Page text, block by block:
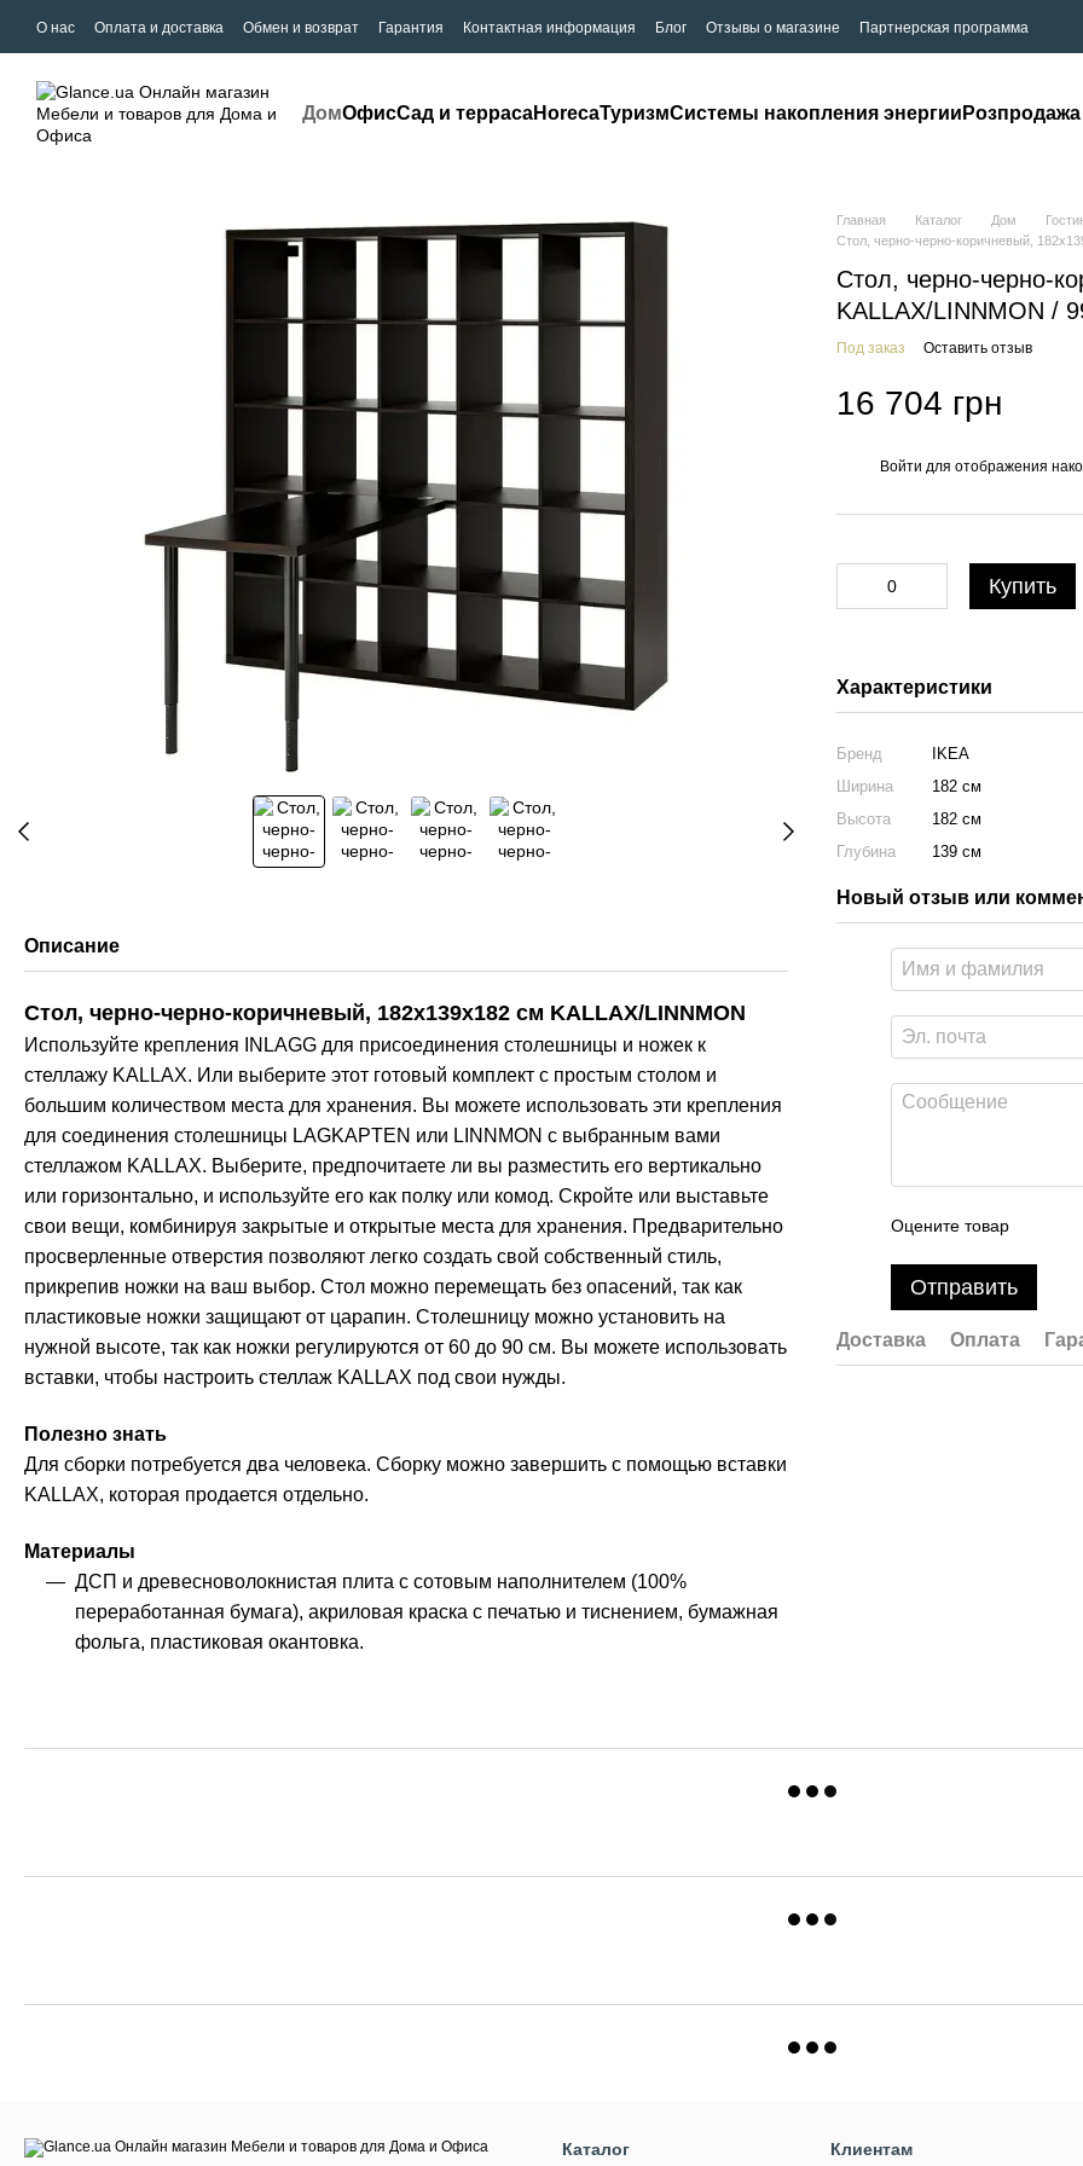
О нас Оплата и доставка Обмен и возврат Гарантия Контактная информация Блог Отзывы о магазине Партнерская программа
ДомОфисСад и террасаHorecaТуризмСистемы накопления энергии Розпродажа
Описание
Стол, черно-черно-коричневый, 182x139x182 см KALLAX/LINNMON
Используйте крепления INLAGG для присоединения столешницы и ножек к
стеллажу KALLAX. Или выберите этот готовый комплект с простым столом и
большим количеством места для хранения. Вы можете использовать эти крепления
для соединения столешницы LAGKAPTEN или LINNMON с выбранным вами
стеллажом KALLAX. Выберите, предпочитаете ли вы разместить его вертикально
или горизонтально, и используйте его как полку или комод. Скройте или выставьте
свои вещи, комбинируя закрытые и открытые места для хранения. Предварительно
просверленные отверстия позволяют легко создать свой собственный стиль,
прикрепив ножки на ваш выбор. Стол можно перемещать без опасений, так как
пластиковые ножки защищают от царапин. Столешницу можно установить на
нужной высоте, так как ножки регулируются от 60 до 90 см. Вы можете использовать
вставки, чтобы настроить стеллаж KALLAX под свои нужды.
Полезно знать
Для сборки потребуется два человека. Сборку можно завершить с помощью вставки
KALLAX, которая продается отдельно.
Материалы
ДСП и древесноволокнистая плита с сотовым наполнителем (100%
переработанная бумага), акриловая краска с печатью и тиснением, бумажная
фольга, пластиковая окантовка.
Главная Каталог Дом
Стол, черно-черно-коричневый,
Стол, черно-черно-
KALLAX/LINNMON /
Под заказ Оставить отзыв
16 704 грн
Войти для отображения
Купить
Характеристики
Бренд
IKEA
Ширина
182 см
Высота
182 см
Глубина
139 см
Новый отзыв или
Оцените товар
Отправить
Доставка Оплата
Каталог Клиентам